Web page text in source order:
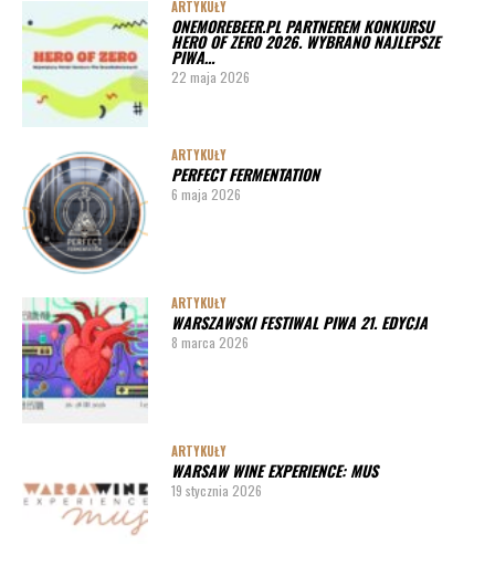
PORADY
Jak działa instalacja do wyszynku piwa w barze
ARTYKUŁY
ONEMOREBEER.PL PARTNEREM KONKURSU
HERO OF ZERO 2026. WYBRANO NAJLEPSZE
PIWA…
22 maja 2026
ARTYKUŁY
PERFECT FERMENTATION
6 maja 2026
ARTYKUŁY
WARSZAWSKI FESTIWAL PIWA 21. EDYCJA
8 marca 2026
ARTYKUŁY
WARSAW WINE EXPERIENCE: MUS
19 stycznia 2026